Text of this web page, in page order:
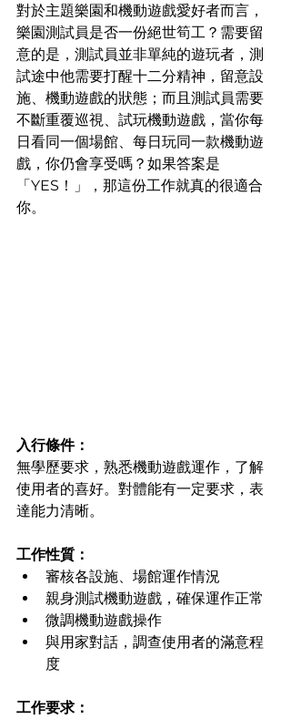
對於主題樂園和機動遊戲愛好者而言，
樂園測試員是否一份絕世筍工？需要留
意的是，測試員並非單純的遊玩者，測
試途中他需要打醒十二分精神，留意設
施、機動遊戲的狀態；而且測試員需要
不斷重覆巡視、試玩機動遊戲，當你每
日看同一個場館、每日玩同一款機動遊
戲，你仍會享受嗎？如果答案是
「YES！」，那這份工作就真的很適合
你。
入行條件：
無學歷要求，熟悉機動遊戲運作，了解
使用者的喜好。對體能有一定要求，表
達能力清晰。
工作性質：
審核各設施、場館運作情況
親身測試機動遊戲，確保運作正常
微調機動遊戲操作
與用家對話，調查使用者的滿意程
度
工作要求：